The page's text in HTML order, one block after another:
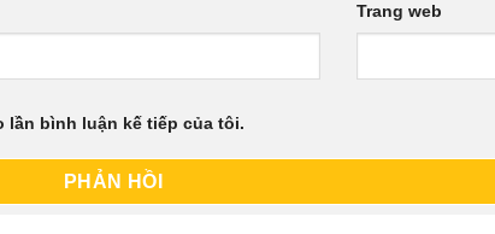
Trang web
lần bình luận kế tiếp của tôi.